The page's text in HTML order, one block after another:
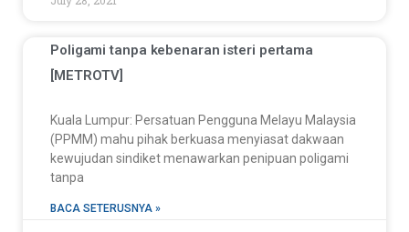
Poligami tanpa kebenaran isteri pertama
[METROTV]
Kuala Lumpur: Persatuan Pengguna Melayu Malaysia
(PPMM) mahu pihak berkuasa menyiasat dakwaan
kewujudan sindiket menawarkan penipuan poligami
tanpa
BACA SETERUSNYA »